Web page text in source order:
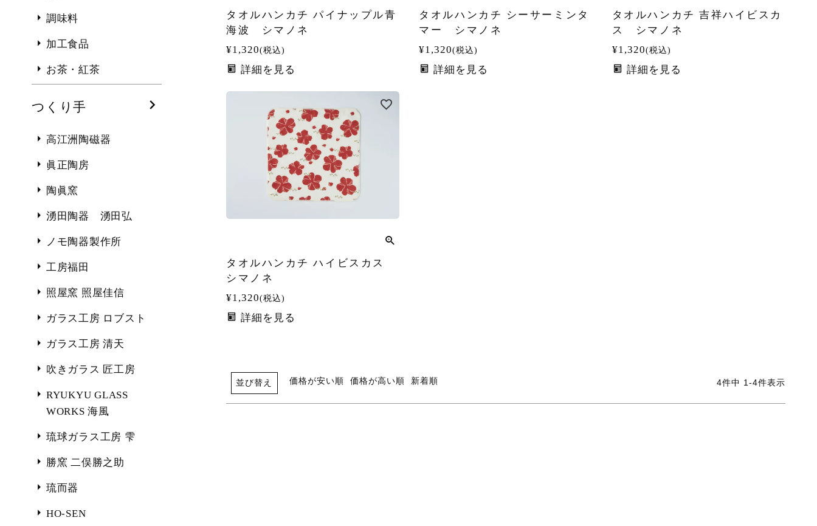
調味料
加工食品
お茶・紅茶
つくり手
高江洲陶磁器
眞正陶房
陶眞窯
湧田陶器 湧田弘
ノモ陶器製作所
工房福田
照屋窯 照屋佳信
ガラス工房 ロブスト
ガラス工房 清天
吹きガラス 匠工房
RYUKYU GLASS
WORKS 海風
琉球ガラス工房 雫
勝窯 二俣勝之助
琉而器
HO-SEN
タオルハンカチ パイナップル青
海波 シマノネ
¥1,320 税込
詳細を見る
タオルハンカチ シーサーミンタ
マー シマノネ
¥1,320 税込
詳細を見る
タオルハンカチ 吉祥ハイビスカ
ス シマノネ
¥1,320 税込
詳細を見る
タオルハンカチ ハイビスカス
シマノネ
¥1,320 税込
詳細を見る
並び替え 価格が安い順 価格が高い順 新着順 4件中 1-4件表示